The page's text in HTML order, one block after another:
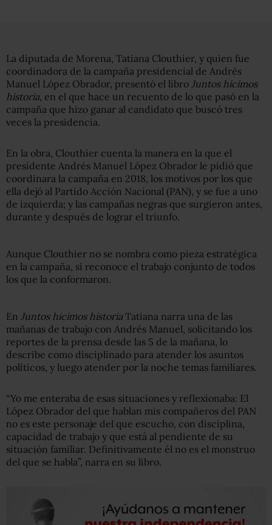
La diputada de Morena, Tatiana Clouthier, y quien fue
coordinadora de la campaña presidencial de Andrés
Manuel López Obrador, presentó el libro Juntos hicimos
historia, en el que hace un recuento de lo que pasó en la
campaña que hizo ganar al candidato que buscó tres
veces la presidencia.
En la obra, Clouthier cuenta la manera en la que el
presidente Andrés Manuel López Obrador le pidió que
coordinara la campaña en 2018, los motivos por los que
ella dejó al Partido Acción Nacional (PAN), y se fue a uno
de izquierda; y las campañas negras que surgieron antes,
durante y después de lograr el triunfo.
Aunque Clouthier no se nombra como pieza estratégica
en la campaña, sí reconoce el trabajo conjunto de todos
los que la conformaron.
En Juntos hicimos historia Tatiana narra una de las
mañanas de trabajo con Andrés Manuel, solicitando los
reportes de la prensa desde las 5 de la mañana, lo
describe como disciplinado para atender los asuntos
políticos, y luego atender por la noche temas familiares.
“Yo me enteraba de esas situaciones y reflexionaba: El
López Obrador del que hablan mis compañeros del PAN
no es este personaje del que escucho, con disciplina,
capacidad de trabajo y que está al pendiente de su
situación familiar. Definitivamente él no es el monstruo
del que se habla”, narra en su libro.